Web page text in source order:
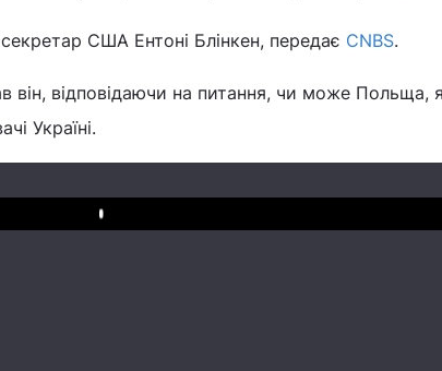
США Ентоні Блінкен, передає CNBS.
він, відповідаючи на питання, чи може Польща,
Україні.
Play